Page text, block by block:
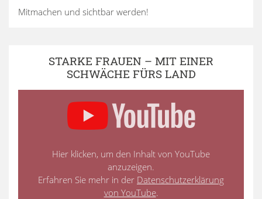
Mitmachen und sichtbar werden!
STARKE FRAUEN – MIT EINER
SCHWÄCHE FÜRS LAND
Hier klicken, um den Inhalt von YouTube
anzuzeigen.
Erfahren Sie mehr in der Datenschutzerklärung
von YouTube.